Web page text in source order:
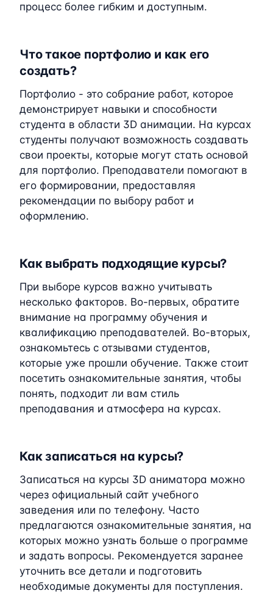
процесс более гибким и доступным.
Что такое портфолио и как его
создать?
Портфолио - это собрание работ, которое
демонстрирует навыки и способности
студента в области 3D анимации. На курсах
студенты получают возможность создавать
свои проекты, которые могут стать основой
для портфолио. Преподаватели помогают в
его формировании, предоставляя
рекомендации по выбору работ и
оформлению.
Как выбрать подходящие курсы?
При выборе курсов важно учитывать
несколько факторов. Во-первых, обратите
внимание на программу обучения и
квалификацию преподавателей. Во-вторых,
ознакомьтесь с отзывами студентов,
которые уже прошли обучение. Также стоит
посетить ознакомительные занятия, чтобы
понять, подходит ли вам стиль
преподавания и атмосфера на курсах.
Как записаться на курсы?
Записаться на курсы 3D аниматора можно
через официальный сайт учебного
заведения или по телефону. Часто
предлагаются ознакомительные занятия, на
которых можно узнать больше о программе
и задать вопросы. Рекомендуется заранее
уточнить все детали и подготовить
необходимые документы для поступления.